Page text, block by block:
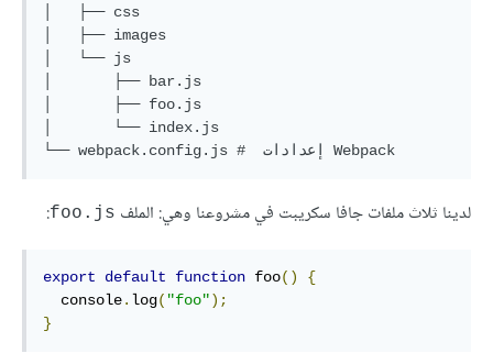
│   ├── css
│   ├── images
│   └── js
│       ├── bar.js
│       ├── foo.js
│       └── index.js
لدينا ثلاث ملفات جافا سكريبت في مشروعنا وهي: الملف foo.js
:
export default function foo()
{
  console
. log( "foo");
}